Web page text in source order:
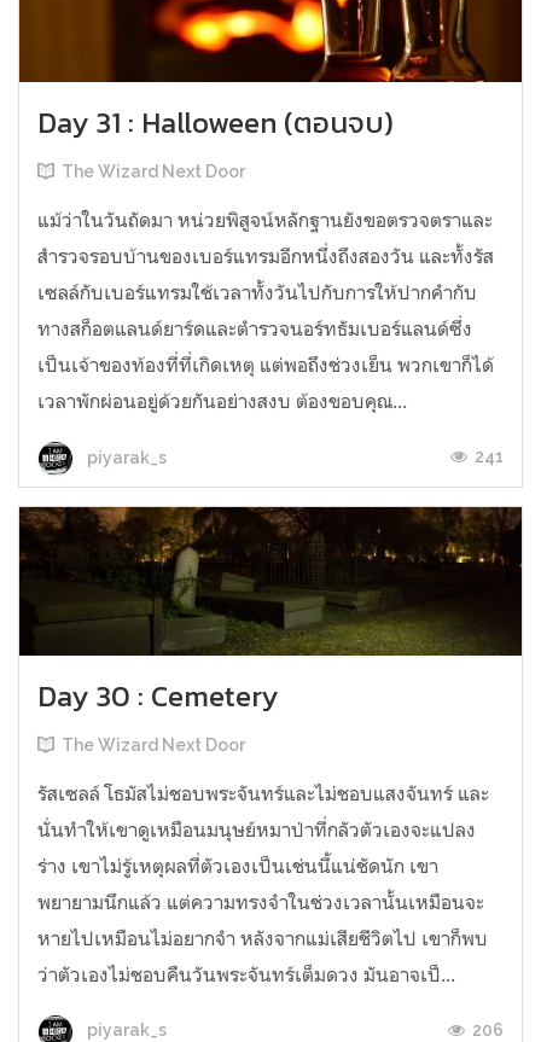
Day 31 : Halloween (ตอนจบ)
The Wizard Next Door
แม้ว่าในวันถัดมา หน่วยพิสูจน์หลักฐานยังขอตรวจตราและ
สำรวจรอบบ้านของเบอร์แทรมอีกหนึ่งถึงสองวัน และทั้งรัส
เซลล์กับเบอร์แทรมใช้เวลาทั้งวันไปกับการให้ปากคำกับ
ทางสก็อตแลนด์ยาร์ดและตำรวจนอร์ทธัมเบอร์แลนด์ซึ่ง
เป็นเจ้าของท้องที่ที่เกิดเหตุ แต่พอถึงช่วงเย็น พวกเขาก็ได้
เวลาพักผ่อนอยู่ด้วยกันอย่างสงบ ต้องขอบคุณ...
piyarak_s 241
Day 30 : Cemetery
The Wizard Next Door
รัสเซลล์ โธมัสไม่ชอบพระจันทร์และไม่ชอบแสงจันทร์ และ
นั่นทำให้เขาดูเหมือนมนุษย์หมาป่าที่กลัวตัวเองจะแปลง
ร่าง เขาไม่รู้เหตุผลที่ตัวเองเป็นเช่นนี้แน่ชัดนัก เขา
พยายามนึกแล้ว แต่ความทรงจำในช่วงเวลานั้นเหมือนจะ
หายไปเหมือนไม่อยากจำ หลังจากแม่เสียชีวิตไป เขาก็พบ
ว่าตัวเองไม่ชอบคืนวันพระจันทร์เต็มดวง มันอาจเป็...
piyarak_s 206